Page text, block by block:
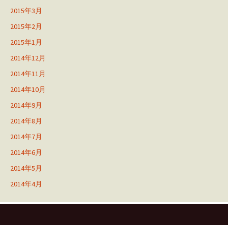
2015年3月
2015年2月
2015年1月
2014年12月
2014年11月
2014年10月
2014年9月
2014年8月
2014年7月
2014年6月
2014年5月
2014年4月